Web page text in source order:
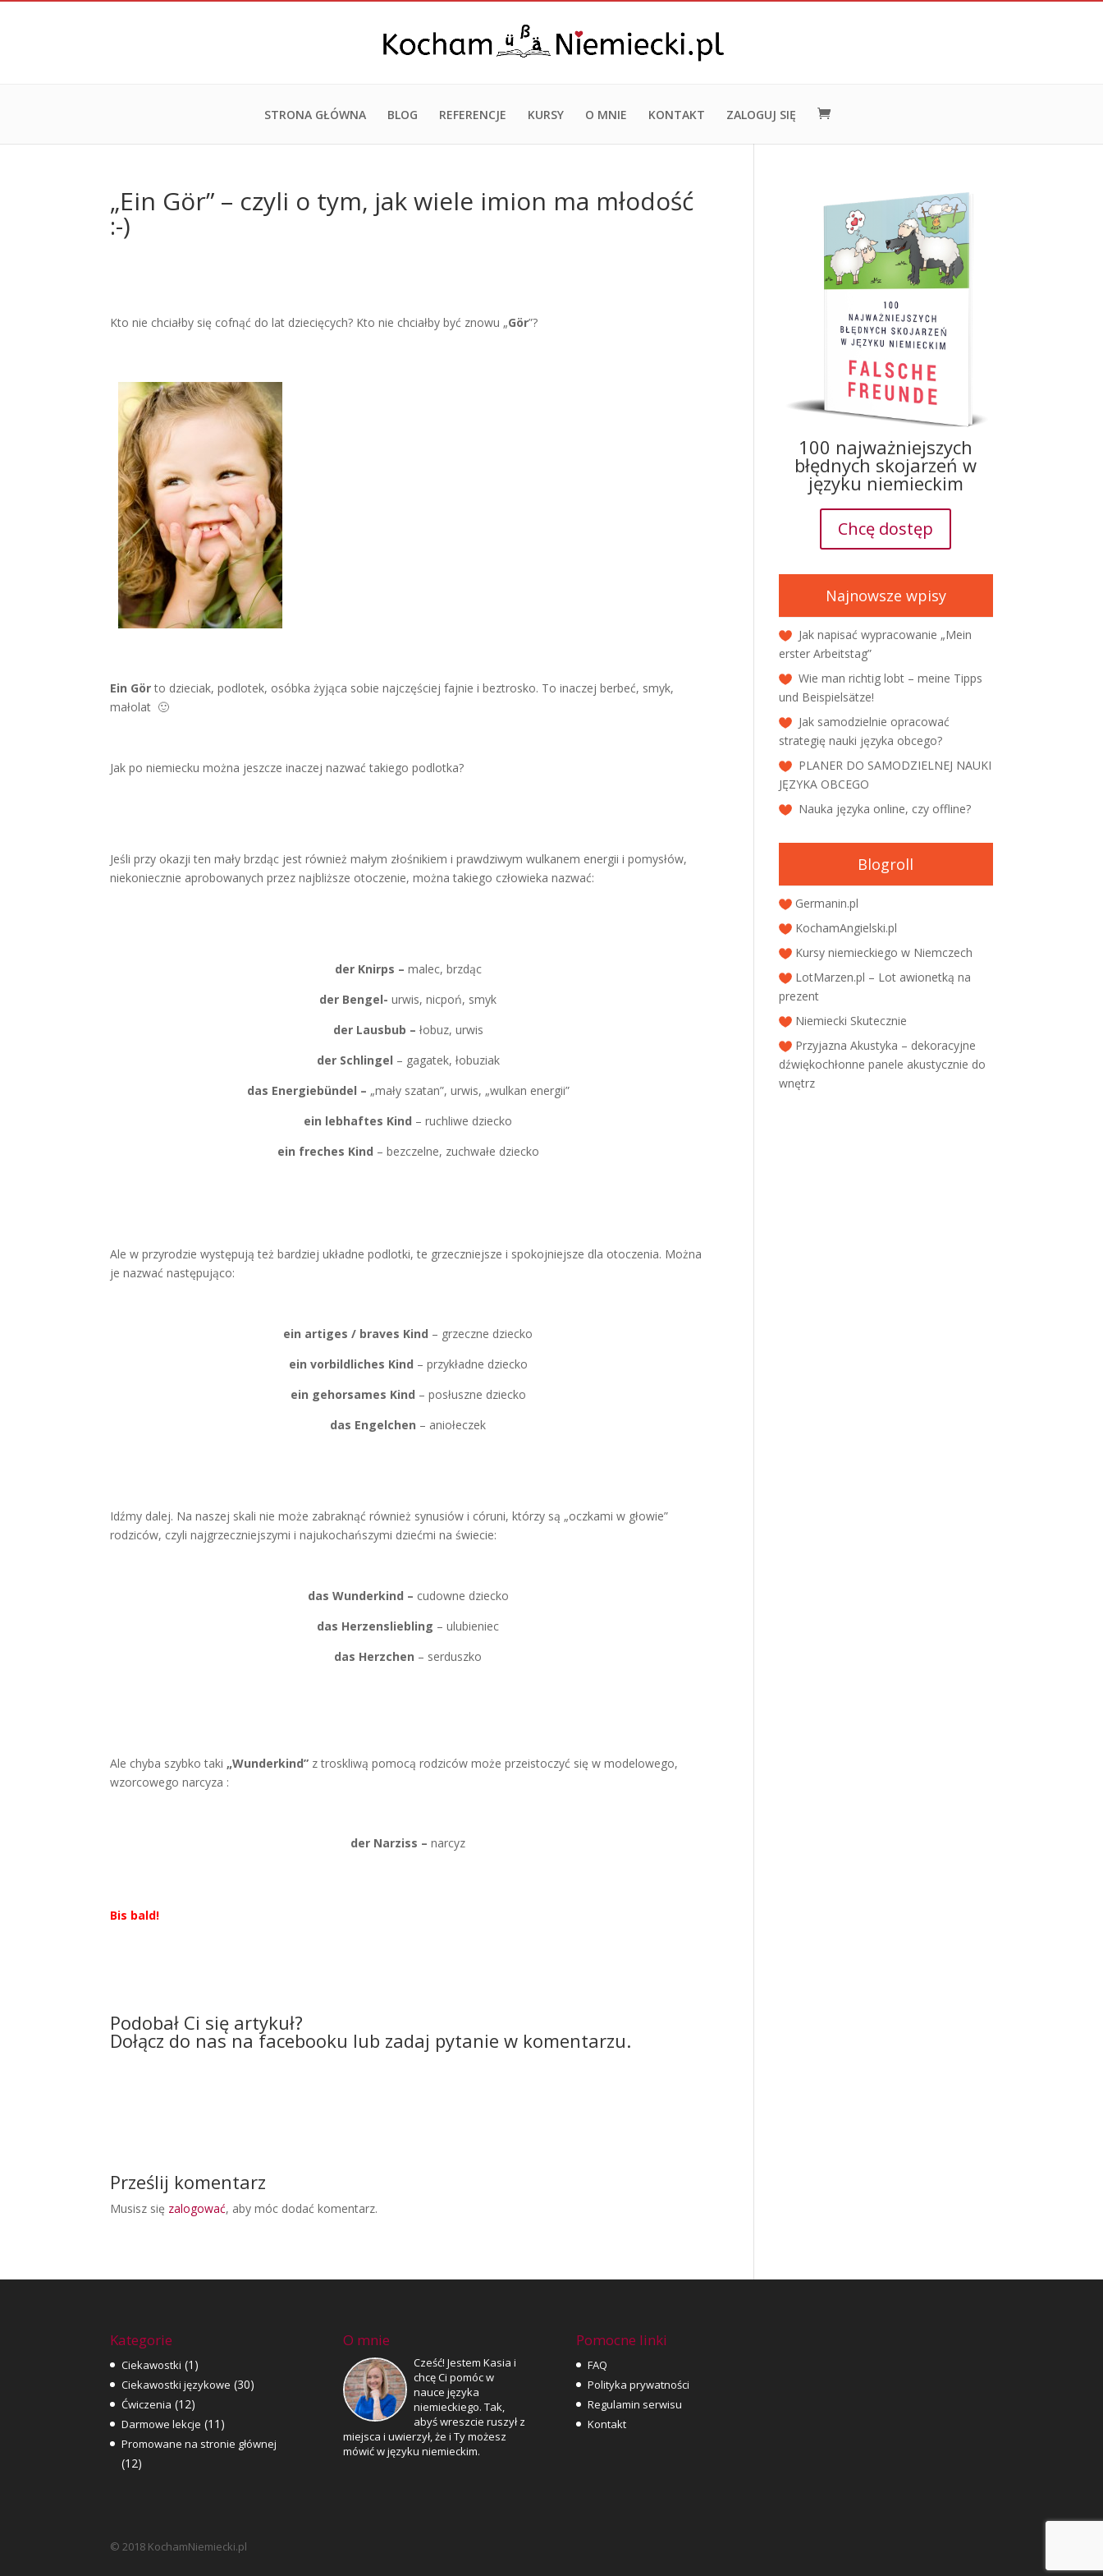
STRONA GŁÓWNA BLOG REFERENCJE KURSY O MNIE KONTAKT ZALOGUJ SIĘ
„Ein Gör” – czyli o tym, jak wiele imion ma młodość
:-)
Kto nie chciałby się cofnąć do lat dziecięcych? Kto nie chciałby być znowu „Gör”?
Ein Görto dzieciak, podlotek, osóbka żyjąca sobie najczęściej fajnie i beztrosko. To inaczej berbeć, smyk,
małolat 🙂
Jak po niemiecku można jeszcze inaczej nazwać takiego podlotka?
Jeśli przy okazji ten mały brzdąc jest również małym złośnikiem i prawdziwym wulkanem energii i pomysłów,
niekoniecznie aprobowanych przez najbliższe otoczenie, można takiego człowieka nazwać:
der Knirps – malec, brzdąc
der Bengel-urwis, nicpoń, smyk
der Lausbub – łobuz, urwis
der Schlingel – gagatek, łobuziak
das Energiebündel – „mały szatan”, urwis, „wulkan energii”
ein lebhaftes Kind – ruchliwe dziecko
ein freches Kind – bezczelne, zuchwałe dziecko
Ale w przyrodzie występują też bardziej układne podlotki, te grzeczniejsze i spokojniejsze dla otoczenia. Można
je nazwać następująco:
ein artiges / braves Kind – grzeczne dziecko
ein vorbildliches Kind – przykładne dziecko
ein gehorsames Kind – posłuszne dziecko
das Engelchen – aniołeczek
Idźmy dalej. Na naszej skali nie może zabraknąć również synusiów i córuni, którzy są „oczkami w głowie”
rodziców, czyli najgrzeczniejszymi i najukochańszymi dziećmi na świecie:
das Wunderkind – cudowne dziecko
das Herzensliebling – ulubieniec
das Herzchen – serduszko
Ale chyba szybko taki „Wunderkind” z troskliwą pomocą rodziców może przeistoczyć się w modelowego,
wzorcowego narcyza :
der Narziss – narcyz
Bis bald!
Podobał Ci się artykuł?
Dołącz do nas na facebooku lub zadaj pytanie w komentarzu.
Prześlij komentarz
Musisz się zalogować, aby móc dodać komentarz.
100 najważniejszych
błędnych skojarzeń w
języku niemieckim
Chcę dostęp
Najnowsze wpisy
Jak napisać wypracowanie „Mein
erster Arbeitstag”
Wie man richtig lobt – meine Tipps
und Beispielsätze!
Jak samodzielnie opracować
strategię nauki języka obcego?
PLANER DO SAMODZIELNEJ NAUKI
JĘZYKA OBCEGO
Nauka języka online, czy offline?
Blogroll
Germanin.pl
KochamAngielski.pl
Kursy niemieckiego w Niemczech
LotMarzen.pl – Lot awionetką na
prezent
Niemiecki Skutecznie
Przyjazna Akustyka – dekoracyjne
dźwiękochłonne panele akustycznie do
wnętrz
Kategorie
Ciekawostki (1)
Ciekawostki językowe (30)
Ćwiczenia (12)
Darmowe lekcje (11)
Promowane na stronie głównej
(12)
O mnie
Cześć! Jestem Kasia i
chcę Ci pomóc w
nauce języka
niemieckiego. Tak,
abyś wreszcie ruszył z
miejsca i uwierzył, że i Ty możesz
mówić w języku niemieckim.
Pomocne linki
FAQ
Polityka prywatności
Regulamin serwisu
Kontakt
© 2018 KochamNiemiecki.pl